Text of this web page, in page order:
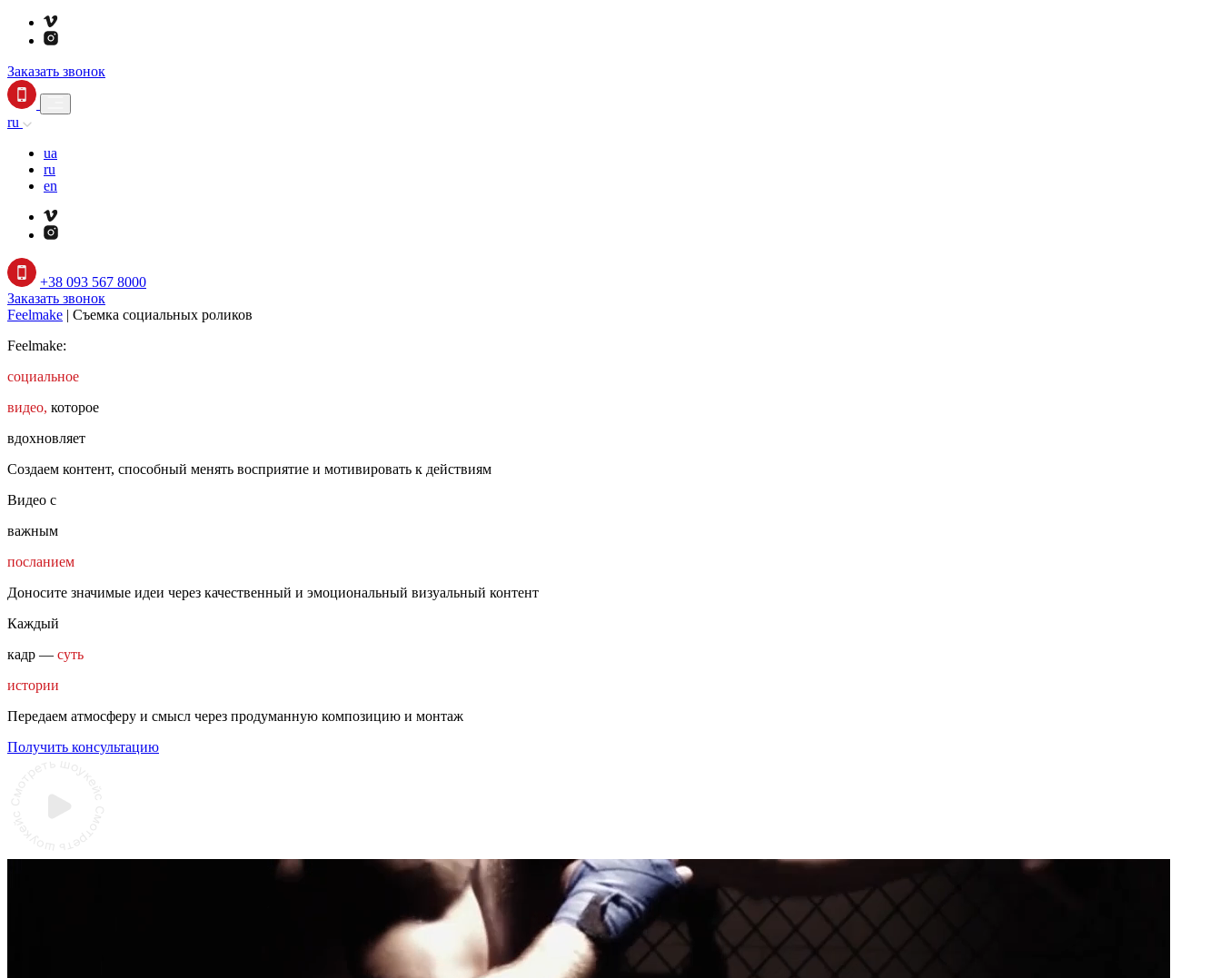
Заказать звонок
ru
ua
ru
en
+38 093 567 8000
Заказать звонок
Feelmake | Съемка социальных роликов
Feelmake:
социальное
видео, которое
вдохновляет
Создаем контент, способный менять восприятие и мотивировать к действиям
Видео с
важным
посланием
Доносите значимые идеи через качественный и эмоциональный визуальный контент
Каждый
кадр — суть
истории
Передаем атмосферу и смысл через продуманную композицию и монтаж
Получить консультацию